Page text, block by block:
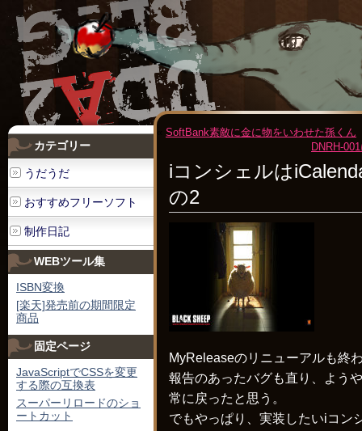
SoftBank素敵に金に物をいわせた孫くん
DNRH-
iコンシェルは
の2
MyReleaseのリニューアルも終
報告のあったバグも直り、よう
常に戻ったと思う。
でもやっぱり、実装したいiコン
カテゴリー
うだうだ
おすすめフリーソフト
制作日記
WEBツール集
ISBN変換
[楽天]発売前の期間限定
商品
固定ページ
JavaScriptでCSSを変更
する際の互換表
スーパーリロードのショ
ートカット